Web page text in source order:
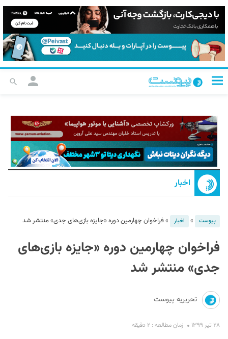
اخبار
پیوست » اخبار »فراخوان چهارمین دوره «جایزه بازی‌های جدی» منتشر شد
فراخوان چهارمین دوره «جایزه بازی‌های
جدی» منتشر شد
تحریریه پیوست
۲۸ تیر ۱۳۹۹ زمان مطالعه : ۲ دقیقه